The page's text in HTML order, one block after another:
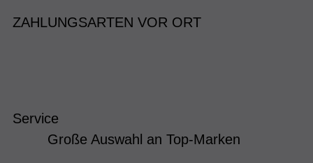
ZAHLUNGSARTEN VOR ORT
Service
Große Auswahl an Top-Marken